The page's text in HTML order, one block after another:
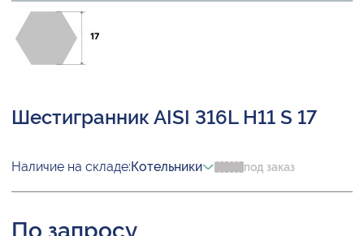
Шестигранник AISI 316L H11 S 17
Наличие на складе:Котельники под заказ
По запросу